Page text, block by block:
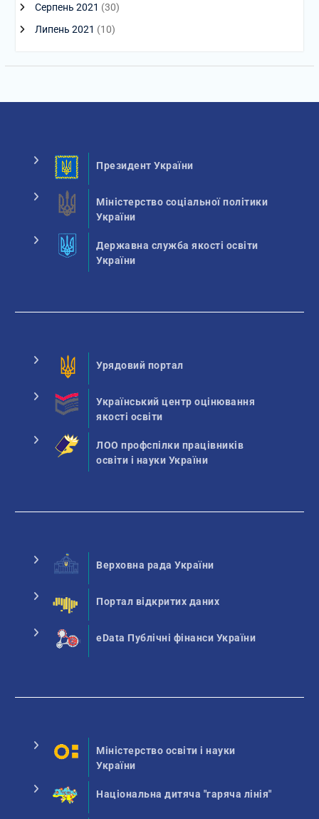
Серпень 2021 (30)
Липень 2021 (10)
Президент України
Міністерство соціальної політики
України
Державна служба якості освіти
України
Урядовий портал
Український центр оцінювання
якості освіти
ЛОО профспілки працівників
освіти і науки України
Верховна рада України
Портал відкритих даних
eData Публічні фінанси України
Міністерство освіти і науки
України
Національна дитяча "гаряча лінія"